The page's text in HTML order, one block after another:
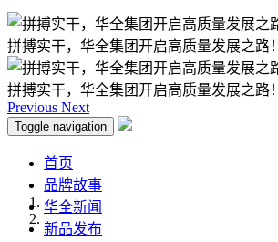
拼搏实干，华全集团开启高质量发展之路！
拼搏实干，华全集团开启高质量发展之路！
Previous Next
Toggle navigation
首页
品牌故事
华全新闻
新品发布